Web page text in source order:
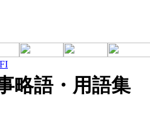
FI
略語・用語集